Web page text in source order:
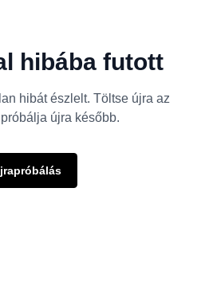
hibába futott
hibát észlelt. Töltse újra az
újra később.